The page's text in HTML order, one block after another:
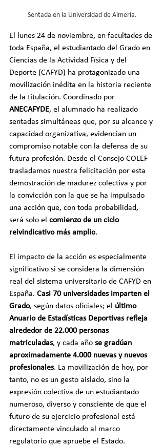
Sentada en la Universidad de Almería.
El lunes 24 de noviembre, en facultades de
toda España, el estudiantado del Grado en
Ciencias de la Actividad Física y del
Deporte (CAFYD) ha protagonizado una
movilización inédita en la historia reciente
de la titulación. Coordinado por
ANECAFYDE, el alumnado ha realizado
sentadas simultáneas que, por su alcance y
capacidad organizativa, evidencian un
compromiso notable con la defensa de su
futura profesión. Desde el Consejo COLEF
trasladamos nuestra felicitación por esta
demostración de madurez colectiva y por
la convicción con la que se ha impulsado
una acción que, con toda probabilidad,
será solo el comienzo de un ciclo
reivindicativo más amplio.
El impacto de la acción es especialmente
significativo si se considera la dimensión
real del sistema universitario de CAFYD en
España. Casi 70 universidades imparten el
Grado, según datos oficiales; el último
Anuario de Estadísticas Deportivas refleja
alrededor de 22.000 personas
matriculadas, y cada año se gradúan
aproximadamente 4.000 nuevas y nuevos
profesionales. La movilización de hoy, por
tanto, no es un gesto aislado, sino la
expresión colectiva de un estudiantado
numeroso, diverso y consciente de que el
futuro de su ejercicio profesional está
directamente vinculado al marco
regulatorio que apruebe el Estado.